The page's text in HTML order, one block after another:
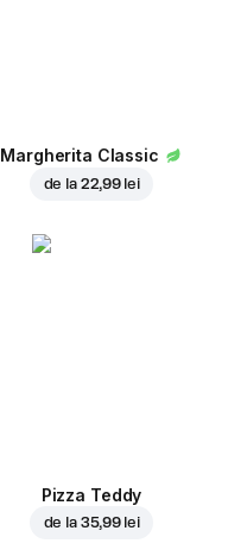
Margherita Classic
de la 22,99 lei
Pizza Teddy
de la 35,99 lei